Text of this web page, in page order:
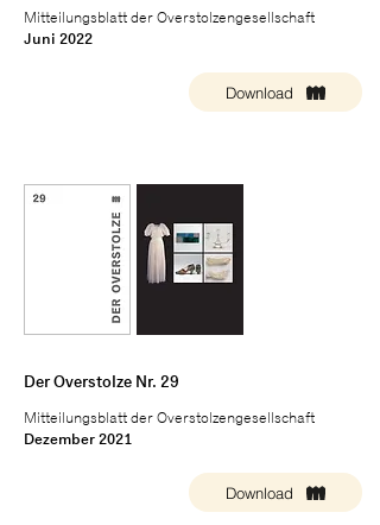
Mitteilungsblatt der Overstolzengesellschaft
Juni 2022
Download
Der Overstolze Nr. 29
Mitteilungsblatt der Overstolzengesellschaft
Dezember 2021
Download